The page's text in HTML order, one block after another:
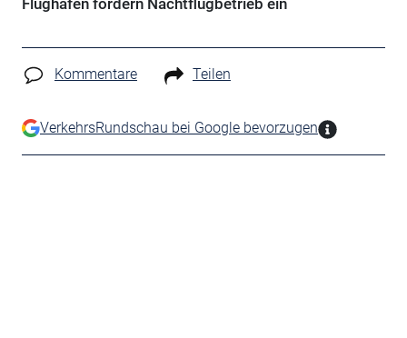
Flughäfen fordern Nachtflugbetrieb ein
Kommentare Teilen
VerkehrsRundschau bei Google bevorzugen